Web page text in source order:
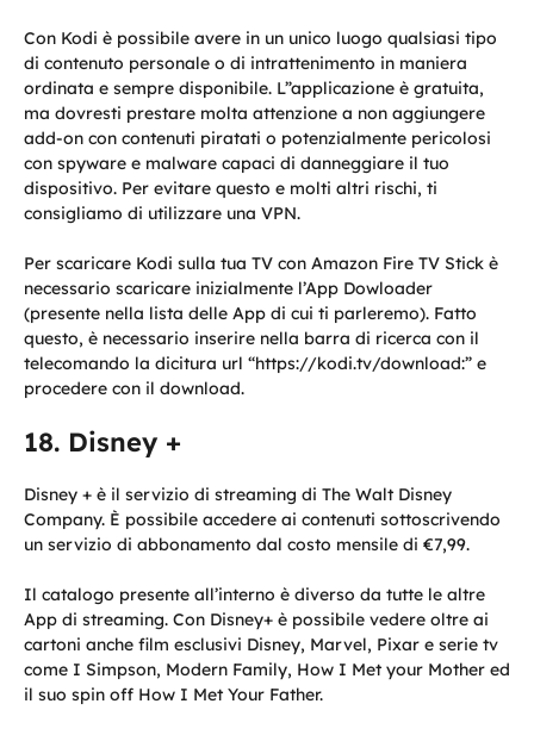
Con Kodi è possibile avere in un unico luogo qualsiasi tipo
di contenuto personale o di intrattenimento in maniera
ordinata e sempre disponibile. L”applicazione è gratuita,
ma dovresti prestare molta attenzione a non aggiungere
add-on con contenuti piratati o potenzialmente pericolosi
con spyware e malware capaci di danneggiare il tuo
dispositivo. Per evitare questo e molti altri rischi, ti
consigliamo di utilizzare una VPN.
Per scaricare Kodi sulla tua TV con Amazon Fire TV Stick è
necessario scaricare inizialmente l’App Dowloader
(presente nella lista delle App di cui ti parleremo). Fatto
questo, è necessario inserire nella barra di ricerca con il
telecomando la dicitura url “https://kodi.tv/download:” e
procedere con il download.
Disney +
Disney + è il servizio di streaming di The Walt Disney
Company. È possibile accedere ai contenuti sottoscrivendo
un servizio di abbonamento dal costo mensile di €7,99.
Il catalogo presente all’interno è diverso da tutte le altre
App di streaming. Con Disney+ è possibile vedere oltre ai
cartoni anche film esclusivi Disney, Marvel, Pixar e serie tv
come I Simpson, Modern Family, How I Met your Mother ed
il suo spin off How I Met Your Father.